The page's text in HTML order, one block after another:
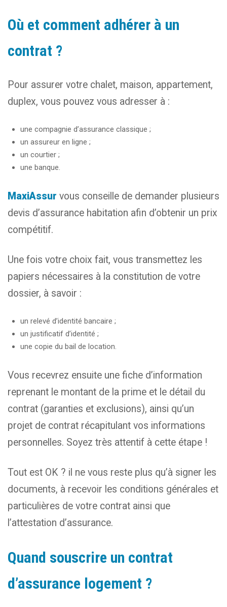
Où et comment adhérer à un
contrat ?
Pour assurer votre chalet, maison, appartement,
duplex, vous pouvez vous adresser à :
une compagnie d’assurance classique ;
un assureur en ligne ;
un courtier ;
une banque.
MaxiAssur vous conseille de demander plusieurs
devis d’assurance habitation afin d’obtenir un prix
compétitif.
Une fois votre choix fait, vous transmettez les
papiers nécessaires à la constitution de votre
dossier, à savoir :
un relevé d’identité bancaire ;
un justificatif d’identité ;
une copie du bail de location.
Vous recevrez ensuite une fiche d’information
reprenant le montant de la prime et le détail du
contrat (garanties et exclusions), ainsi qu’un
projet de contrat récapitulant vos informations
personnelles. Soyez très attentif à cette étape !
Tout est OK ? il ne vous reste plus qu’à signer les
documents, à recevoir les conditions générales et
particulières de votre contrat ainsi que
l’attestation d’assurance.
Quand souscrire un contrat
d’assurance logement ?